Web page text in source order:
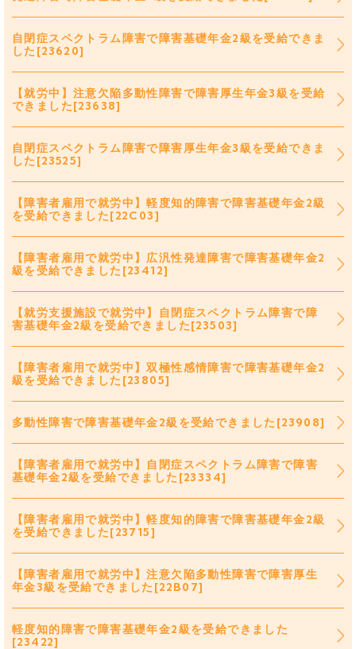
自閉症スペクトラム障害で障害基礎年金2級を受給できま
した[23620]
【就労中】注意欠陥多動性障害で障害厚生年金3級を受給
できました[23638]
自閉症スペクトラム障害で障害厚生年金3級を受給できま
した[23525]
【障害者雇用で就労中】軽度知的障害で障害基礎年金2級
を受給できました[22C03]
【障害者雇用で就労中】広汎性発達障害で障害基礎年金2
級を受給できました[23412]
【就労支援施設で就労中】自閉症スペクトラム障害で障
害基礎年金2級を受給できました[23503]
【障害者雇用で就労中】双極性感情障害で障害基礎年金2
級を受給できました[23805]
多動性障害で障害基礎年金2級を受給できました[23908]
【障害者雇用で就労中】自閉症スペクトラム障害で障害
基礎年金2級を受給できました[23334]
【障害者雇用で就労中】軽度知的障害で障害基礎年金2級
を受給できました[23715]
【障害者雇用で就労中】注意欠陥多動性障害で障害厚生
年金3級を受給できました[22B07]
軽度知的障害で障害基礎年金2級を受給できました
[23422]